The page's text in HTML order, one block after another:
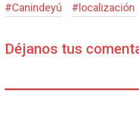
#Canindeyú #localización
Déjanos tus